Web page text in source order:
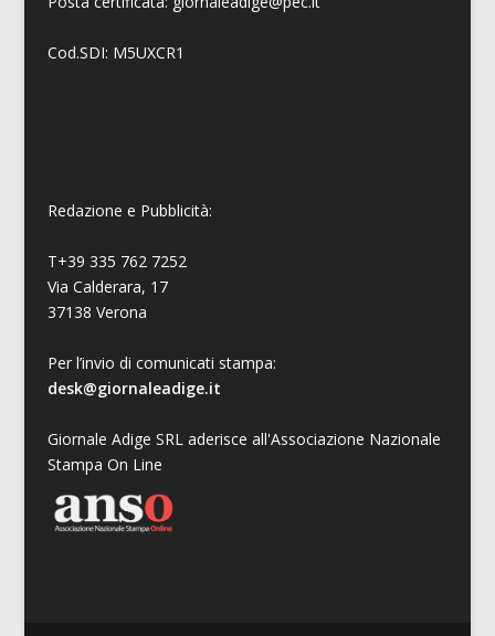
Cod.SDI: M5UXCR1
Redazione e Pubblicità:
T+39 335 762 7252
Via Calderara, 17
37138 Verona
Per l’invio di comunicati stampa:
desk@giornaleadige.it
Giornale Adige SRL aderisce all'Associazione Nazionale
Stampa On Line